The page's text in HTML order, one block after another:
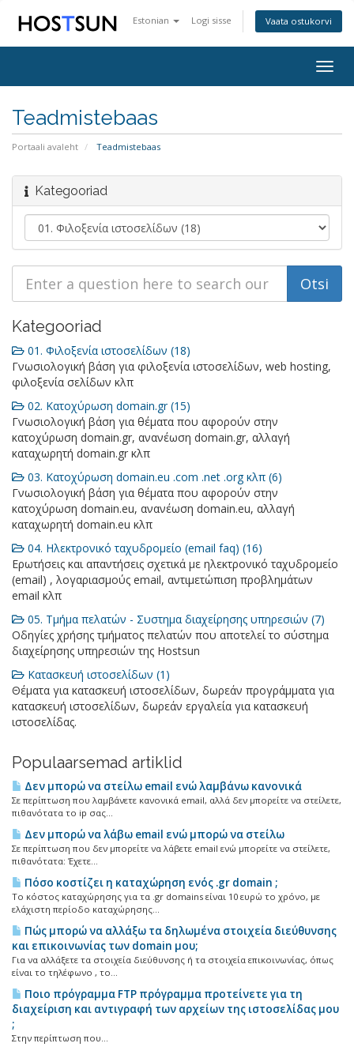
Estonian Logi sisse Vaata ostukorvi
Teadmistebaas
Portaali avaleht Teadmistebaas
Kategooriad
Kategooriad
01. Φιλοξενία ιστοσελίδων (18)
Γνωσιολογική βάση για φιλοξενία ιστοσελίδων, web hosting,
φιλοξενία σελίδων κλπ
02. Κατοχύρωση domain.gr (15)
Γνωσιολογική βάση για θέματα που αφορούν στην
κατοχύρωση domain.gr, ανανέωση domain.gr, αλλαγή
καταχωρητή domain.gr κλπ
03. Κατοχύρωση domain.eu .com .net .org κλπ (6)
Γνωσιολογική βάση για θέματα που αφορούν στην
κατοχύρωση domain.eu, ανανέωση domain.eu, αλλαγή
καταχωρητή domain.eu κλπ
04. Ηλεκτρονικό ταχυδρομείο (email faq) (16)
Ερωτήσεις και απαντήσεις σχετικά με ηλεκτρονικό ταχυδρομείο
(email) , λογαριασμούς email, αντιμετώπιση προβλημάτων
email κλπ
05. Τμήμα πελατών - Συστημα διαχείρησης υπηρεσιών (7)
Οδηγίες χρήσης τμήματος πελατών που αποτελεί το σύστημα
διαχείρησης υπηρεσιών της Hostsun
Κατασκευή ιστοσελίδων (1)
Θέματα για κατασκευή ιστοσελίδων, δωρεάν προγράμματα για
κατασκευή ιστοσελίδων, δωρεάν εργαλεία για κατασκευή
ιστοσελίδας.
Populaarsemad artiklid
Δεν μπορώ να στείλω email ενώ λαμβάνω κανονικά
Σε περίπτωση που λαμβάνετε κανονικά email, αλλά δεν μπορείτε να στείλετε,
πιθανότατα το ip σας...
Δεν μπορώ να λάβω email ενώ μπορώ να στείλω
Σε περίπτωση που δεν μπορείτε να λάβετε email ενώ μπορείτε να στείλετε,
πιθανότατα: Έχετε...
Πόσο κοστίζει η καταχώρηση ενός .gr domain ;
Το κόστος καταχώρησης για τα .gr domains είναι 10 ευρώ το χρόνο, με
ελάχιστη περίοδο καταχώρησης...
Πώς μπορώ να αλλάξω τα δηλωμένα στοιχεία διεύθυνσης
και επικοινωνίας των domain μου;
Για να αλλάξετε τα στοιχεία διεύθυνσης ή τα στοιχεία επικοινωνίας, όπως
είναι το τηλέφωνο , το...
Ποιο πρόγραμμα FTP πρόγραμμα προτείνετε για τη
διαχείριση και αντιγραφή των αρχείων της ιστοσελίδας μου
;
Στην περίπτωση που...